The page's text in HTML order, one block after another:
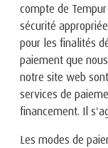
compte de
sécurité
pour les finalités
paiement que
notre site web
services de
financement. Il
Les modes de